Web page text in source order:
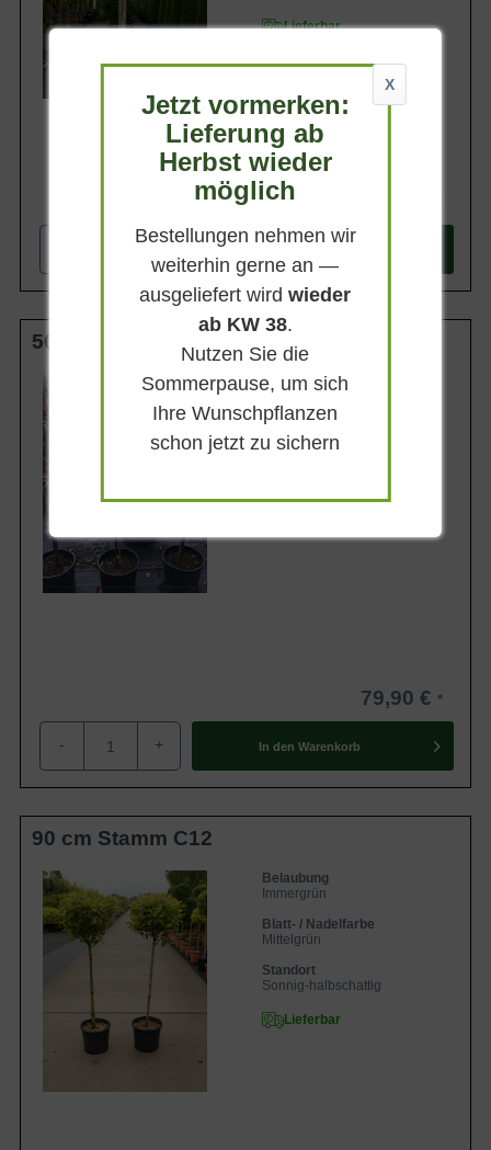
Lieferbar
+
50 cm Stamm C12
Belaubung
Immergrün
Blatt- / Nadelfarbe
Mittelgrün
79,90 €
- + In den Warenkorb
90 cm Stamm C12
Belaubung
Immergrün
Blatt- / Nadelfarbe
Mittelgrün
Standort
Sonnig-halbschattig
Lieferbar
X
Jetzt vormerken:
Lieferung ab
Herbst wieder
möglich
Bestellungen nehmen wir
weiterhin gerne an —
ausgeliefert wirdwieder
ab KW 38.
Nutzen Sie die
Sommerpause, um sich
Ihre Wunschpflanzen
schon jetzt zu sichern